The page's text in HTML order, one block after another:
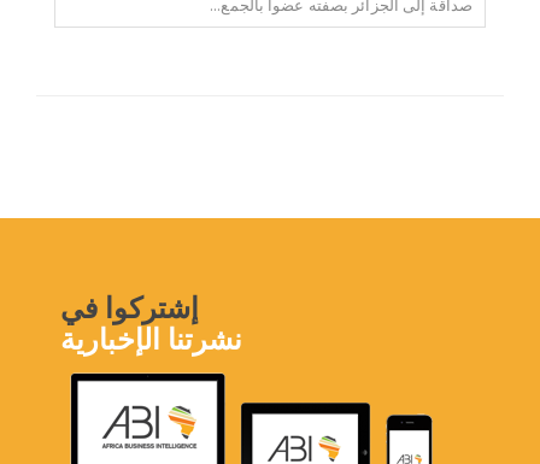
صداقة إلى الجزائر بصفته عضوا بالجمع...
إشتركوا في
نشرتنا الإخبارية